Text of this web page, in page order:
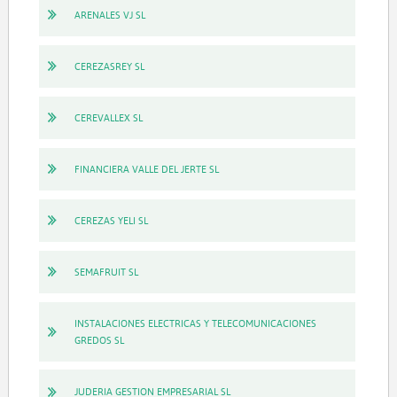
ARENALES VJ SL
CEREZASREY SL
CEREVALLEX SL
FINANCIERA VALLE DEL JERTE SL
CEREZAS YELI SL
SEMAFRUIT SL
INSTALACIONES ELECTRICAS Y TELECOMUNICACIONES
GREDOS SL
JUDERIA GESTION EMPRESARIAL SL